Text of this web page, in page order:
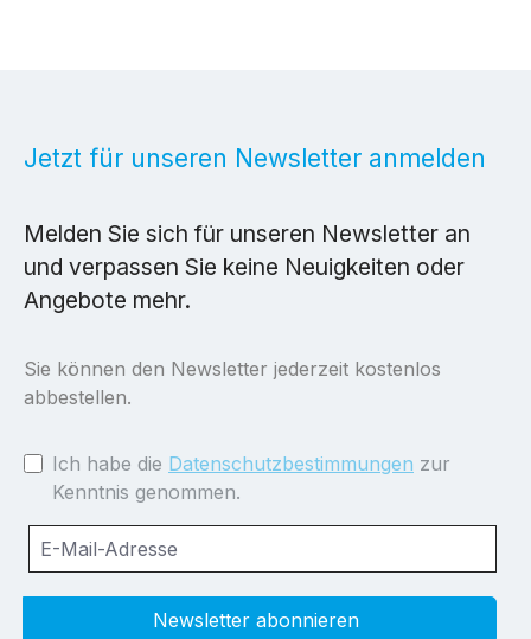
Jetzt für unseren Newsletter anmelden
Melden Sie sich für unseren Newsletter an
und verpassen Sie keine Neuigkeiten oder
Angebote mehr.
Sie können den Newsletter jederzeit kostenlos
abbestellen.
Ich habe die Datenschutzbestimmungen zur
Kenntnis genommen.
Newsletter abonnieren